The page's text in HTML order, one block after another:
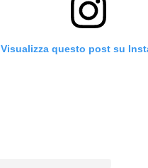
Visualizza questo post su